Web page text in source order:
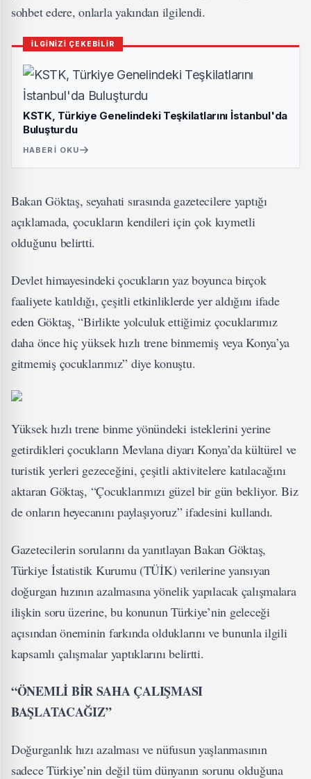
sohbet edere, onlarla yakından ilgilendi.
İLGİNİZİ ÇEKEBİLİR
KSTK, Türkiye Genelindeki Teşkilatlarını İstanbul'da
Buluşturdu
HABERI OKU
Bakan Göktaş, seyahati sırasında gazetecilere yaptığı
açıklamada, çocukların kendileri için çok kıymetli
olduğunu belirtti.
Devlet himayesindeki çocukların yaz boyunca birçok
faaliyete katıldığı, çeşitli etkinliklerde yer aldığını ifade
eden Göktaş, “Birlikte yolculuk ettiğimiz çocuklarımız
daha önce hiç yüksek hızlı trene binmemiş veya Konya’ya
gitmemiş çocuklarımız” diye konuştu.
Yüksek hızlı trene binme yönündeki isteklerini yerine
getirdikleri çocukların Mevlana diyarı Konya’da kültürel ve
turistik yerleri gezeceğini, çeşitli aktivitelere katılacağını
aktaran Göktaş, “Çocuklarımızı güzel bir gün bekliyor. Biz
de onların heyecanını paylaşıyoruz” ifadesini kullandı.
Gazetecilerin sorularını da yanıtlayan Bakan Göktaş,
Türkiye İstatistik Kurumu (TÜİK) verilerine yansıyan
doğurgan hızının azalmasına yönelik yapılacak çalışmalara
ilişkin soru üzerine, bu konunun Türkiye’nin geleceği
açısından öneminin farkında olduklarını ve bununla ilgili
kapsamlı çalışmalar yaptıklarını belirtti.
“ÖNEMLİ BİR SAHA ÇALIŞMASI
BAŞLATACAĞIZ”
Doğurganlık hızı azalması ve nüfusun yaşlanmasının
sadece Türkiye’nin değil tüm dünyanın sorunu olduğuna